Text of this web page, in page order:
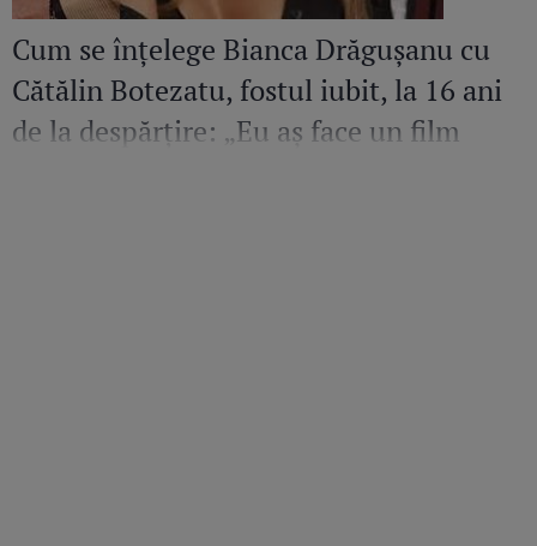
Cum se înțelege Bianca Drăgușanu cu
Cătălin Botezatu, fostul iubit, la 16 ani
de la despărțire: „Eu aș face un film